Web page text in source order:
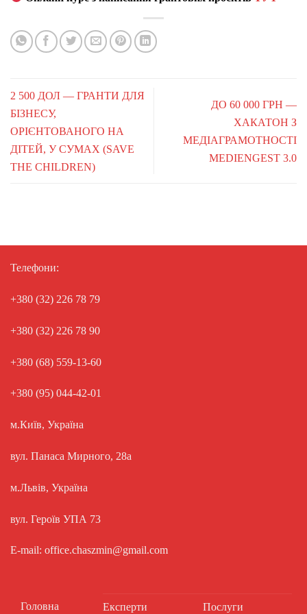
2 500 ДОЛ — ГРАНТИ ДЛЯ
БІЗНЕСУ,
ОРІЄНТОВАНОГО НА
ДІТЕЙ, У СУМАХ (SAVE
THE CHILDREN)
ДО 60 000 ГРН —
ХАКАТОН З
МЕДІАГРАМОТНОСТІ
MEDIENGEST 3.0
Телефони:
+380 (32) 226 78 79
+380 (32) 226 78 90
+380 (68) 559-13-60
+380 (95) 044-42-01
м.Київ, Україна
вул. Панаса Мирного, 28а
м.Львів, Україна
вул. Героїв УПА 73
E-mail: office.chaszmin@gmail.com
Головна Експерти Послуги